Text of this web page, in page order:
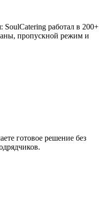
SoulCatering работал в 200+
пропускной режим и
готовое решение без